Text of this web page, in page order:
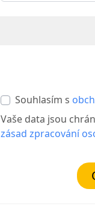
Souhlasím s
Vaše data jsou
zásad zpracování